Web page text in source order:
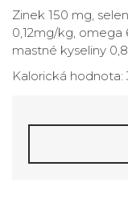
Zinek 150 mg,
0,12mg/kg, omega
mastné kyseliny 0,8
Kalorická hodnota: